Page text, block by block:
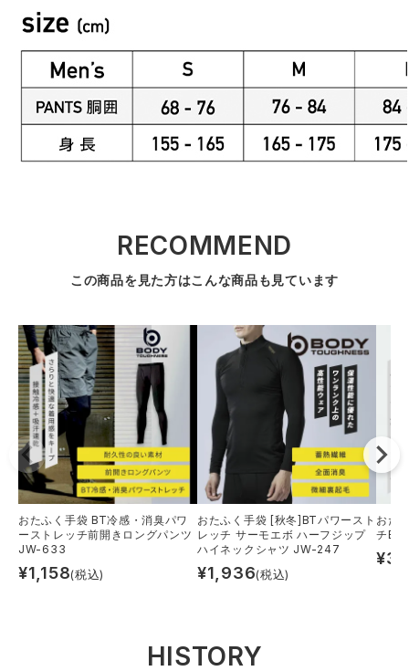
RECOMMEND
この商品を見た方はこんな商品も見ています
おたふく手袋 BT冷感・消臭パワ
ーストレッチ前開きロングパンツ
JW-633
¥1,158(税込)
おたふく手袋 [秋冬]BTパワースト
レッチ サーモエボ ハーフジップ
ハイネックシャツ JW-247
¥1,936(税込)
おた
チ
¥
HISTORY